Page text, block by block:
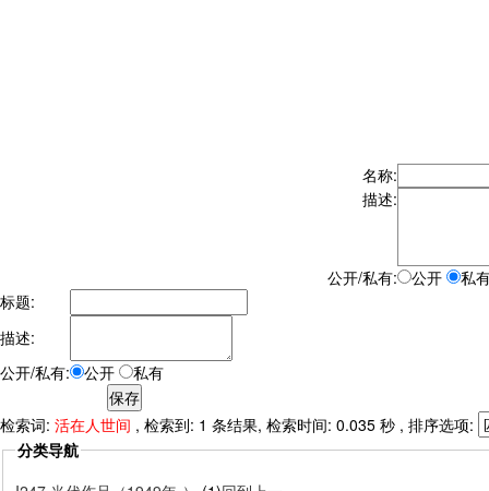
名称:
描述:
公开/私有: 公开
私
标题:
描述:
公开/私有:
公开 私有
检索词: 活在人世间 , 检索到: 1 条结果, 检索时间: 0.035 秒 , 排序选项:
分类导航